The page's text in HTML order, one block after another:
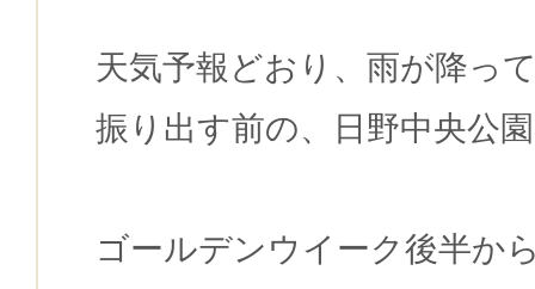
天気予報どおり、雨が降っ
振り出す前の、日野中央公
ゴールデンウイーク後半か